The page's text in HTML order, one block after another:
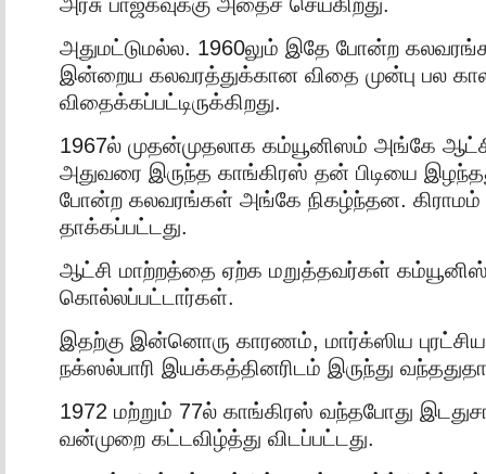
அதுமட்டுமல்ல. 1960லும் இதே போன்ற
இன்றைய கலவரத்துக்கான விதை முன்பு பல
விதைக்கப்பட்டிருக்கிறது.
1967ல் முதன்முதலாக கம்யூனிஸம் அங்கே
அதுவரை இருந்த காங்கிரஸ் தன் பிடியை
போன்ற கலவரங்கள் அங்கே நிகழ்ந்தன. கிராமம்
தாக்கப்பட்டது.
ஆட்சி மாற்றத்தை ஏற்க மறுத்தவர்கள்
கொல்லப்பட்டார்கள்.
இதற்கு இன்னொரு காரணம், மார்க்ஸிய
நக்ஸல்பாரி இயக்கத்தினரிடம் இருந்து
1972 மற்றும் 77ல் காங்கிரஸ் வந்தபோது
வன்முறை கட்டவிழ்த்து விடப்பட்டது.